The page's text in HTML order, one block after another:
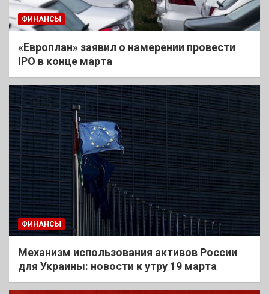
ФИНАНСЫ
«Европлан» заявил о намерении провести
IPO в конце марта
ФИНАНСЫ
Механизм использования активов России
для Украины: новости к утру 19 марта